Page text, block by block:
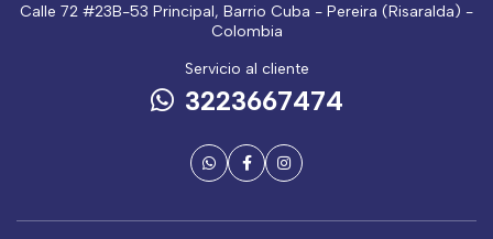
Calle 72 #23B-53 Principal, Barrio Cuba - Pereira (Risaralda) -
Colombia
Servicio al cliente
3223667474